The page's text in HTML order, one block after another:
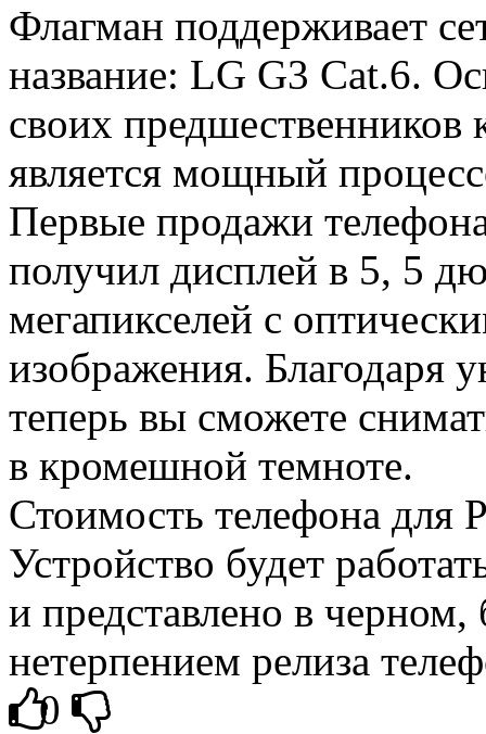
Флагман поддерживает
название: LG G3 Cat.6.
своих предшественников
является мощный
Первые продажи
получил дисплей в 5, 5
мегапикселей с
изображения. Благодаря
теперь вы сможете
в кромешной темноте.
Стоимость телефона для
Устройство будет
и представлено в
нетерпением релиза
0